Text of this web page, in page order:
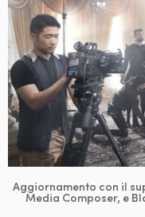
Brazil
Canada
China
Denmark
Finland
France
Aggiornamento con il
Media Composer, e